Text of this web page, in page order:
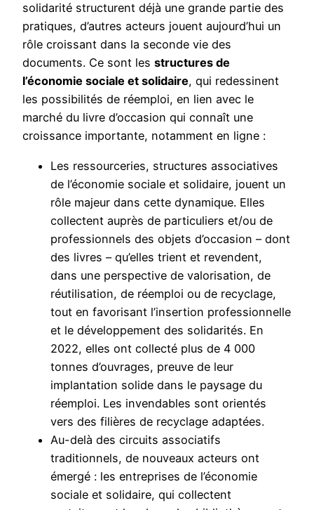
solidarité structurent déjà une grande partie des
pratiques, d’autres acteurs jouent aujourd’hui un
rôle croissant dans la seconde vie des
documents. Ce sont les structures de
l’économie sociale et solidaire, qui redessinent
les possibilités de réemploi, en lien avec le
marché du livre d’occasion qui connaît une
croissance importante, notamment en ligne :
Les ressourceries, structures associatives
de l’économie sociale et solidaire, jouent un
rôle majeur dans cette dynamique. Elles
collectent auprès de particuliers et/ou de
professionnels des objets d’occasion – dont
des livres – qu’elles trient et revendent,
dans une perspective de valorisation, de
réutilisation, de réemploi ou de recyclage,
tout en favorisant l’insertion professionnelle
et le développement des solidarités. En
2022, elles ont collecté plus de 4 000
tonnes d’ouvrages, preuve de leur
implantation solide dans le paysage du
réemploi. Les invendables sont orientés
vers des filières de recyclage adaptées.
Au-delà des circuits associatifs
traditionnels, de nouveaux acteurs ont
émergé : les entreprises de l’économie
sociale et solidaire, qui collectent